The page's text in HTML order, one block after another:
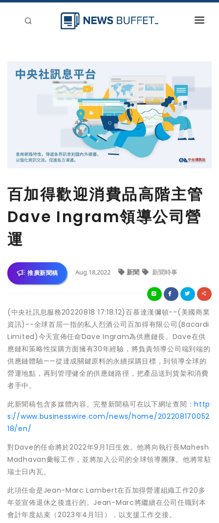
百加得歡迎消費品高階主管
Dave Ingram領導公司營
運
推廣新聞稿 Aug 18,2022 新聞 新聞時事
(中央社訊息服務20220818 17:18:12)百慕達漢彌頓--(美國商業
資訊)--全球首屈一指的私人烈酒公司百加得有限公司(Bacardi
Limited)今天宣佈任命Dave Ingram為供應鏈長。Dave在供
應鏈和策略性採購方面擁有30年經驗，將負責領導公司端到端的
供應鏈體驗——從達成關鍵原料的永續採購目標，到領導全球的
營運地點，再到管理健全的供應鏈路徑，把產品送到貨架和消費
者手中。
此新聞稿包含多媒體內容。完整新聞稿可在以下網址查閱：http
s://www.businesswire.com/news/home/202208170052
18/en/
對Dave的任命將於2022年9月1日生效。他將向執行長Mahesh
Madhavan彙報工作，並將加入公司的全球領導團隊。他將常駐
瑞士日內瓦。
此項任命是Jean-Marc Lambert在百加得營運組織工作20多
年並宣佈退休之後進行的。Jean-Marc將繼續在公司任職到本
會計年度結束（2023年4月1日），以支援工作交接。